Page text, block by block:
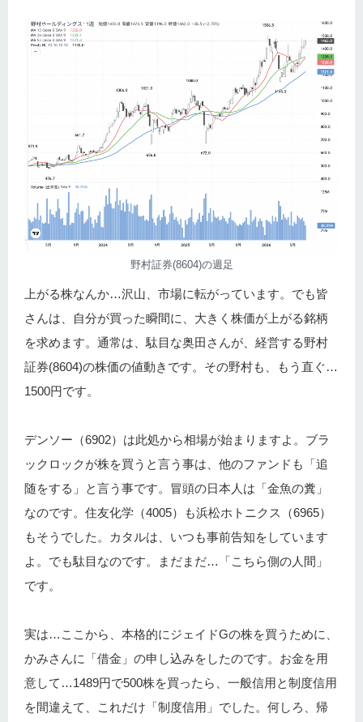
野村証券(8604)の週足
上がる株なんか…沢山、市場に転がっています。でも皆
さんは、自分が買った瞬間に、大きく株価が上がる銘柄
を求めます。通常は、駄目な奥田さんが、経営する野村
証券(8604)の株価の値動きです。その野村も、もう直ぐ…
1500円です。
デンソー（6902）は此処から相場が始まりますよ。ブラ
ックロックが株を買うと言う事は、他のファンドも「追
随をする」と言う事です。冒頭の日本人は「金魚の糞」
なのです。住友化学（4005）も浜松ホトニクス（6965）
もそうでした。カタルは、いつも事前告知をしています
よ。でも駄目なのです。まだまだ…「こちら側の人間」
です。
実は…ここから、本格的にジェイドGの株を買うために、
かみさんに「借金」の申し込みをしたのです。お金を用
意して…1489円で500株を買ったら、一般信用と制度信用
を間違えて、これだけ「制度信用」でした。何しろ、帰